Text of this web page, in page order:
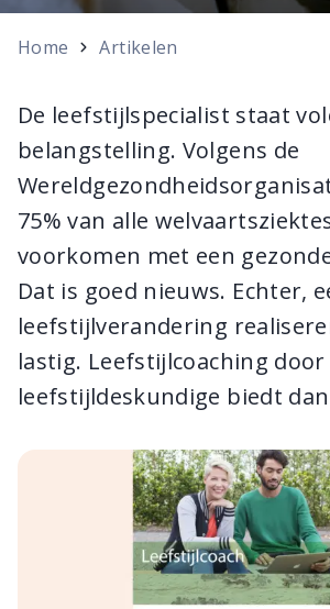
Home Artikelen
De leefstijlspecialist staat
belangstelling. Volgens de
75% van alle
voorkomen met een
Dat is goed nieuws. Echter,
leefstijlverandering
lastig. Leefstijlcoaching door
leefstijldeskundige biedt